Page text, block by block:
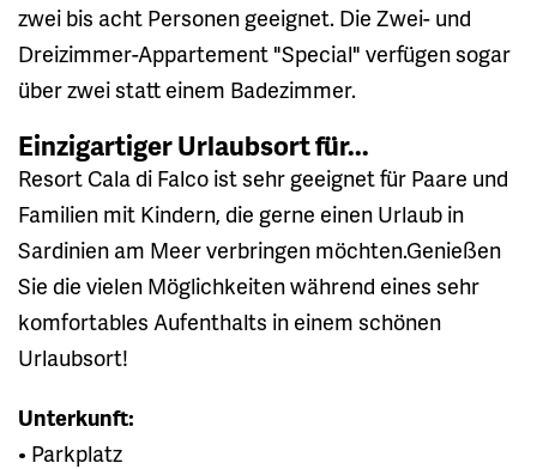
zwei bis acht Personen geeignet. Die Zwei- und
Dreizimmer-Appartement "Special" verfügen sogar
über zwei statt einem Badezimmer.
Einzigartiger Urlaubsort für...
Resort Cala di Falco ist sehr geeignet für Paare und
Familien mit Kindern, die gerne einen Urlaub in
Sardinien am Meer verbringen möchten.Genießen
Sie die vielen Möglichkeiten während eines sehr
komfortables Aufenthalts in einem schönen
Urlaubsort!
Unterkunft:
• Parkplatz